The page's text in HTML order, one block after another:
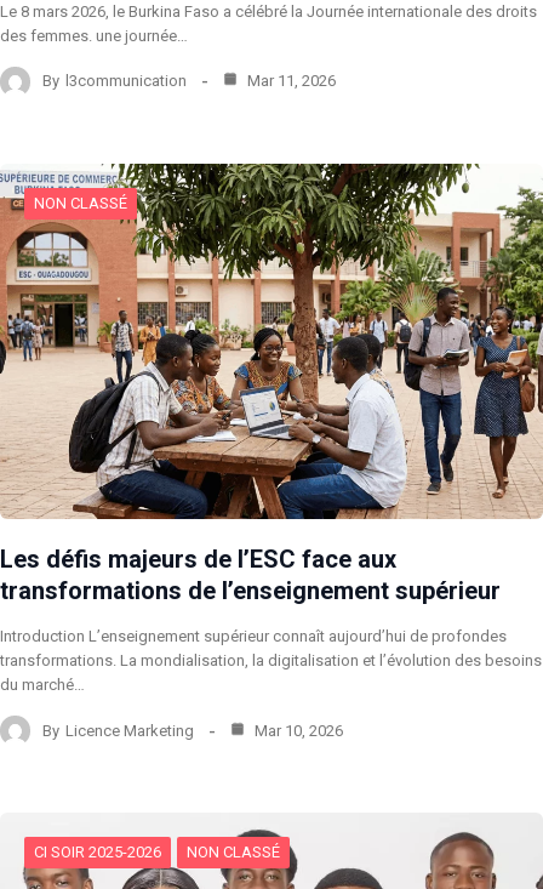
Le 8 mars 2026, le Burkina Faso a célébré la Journée internationale des droits
des femmes. une journée…
By l3communication Mar 11, 2026
NON CLASSÉ
Les défis majeurs de l’ESC face aux
transformations de l’enseignement supérieur
Introduction L’enseignement supérieur connaît aujourd’hui de profondes
transformations. La mondialisation, la digitalisation et l’évolution des besoins
du marché…
By Licence Marketing Mar 10, 2026
CI SOIR 2025-2026 NON CLASSÉ